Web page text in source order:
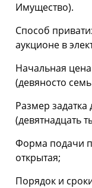
Имущество).
Способ
аукционе в
Начальная
(девяносто
Размер задатка
(девятнадцать
Форма подачи
открытая;
Порядок и